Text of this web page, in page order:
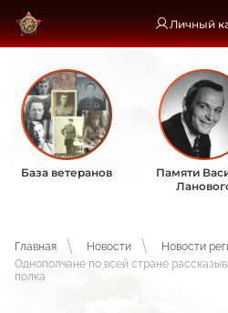
Личный
База ветеранов
Памяти
Главная Новости
Новости
Однополчане по всей стране
полка